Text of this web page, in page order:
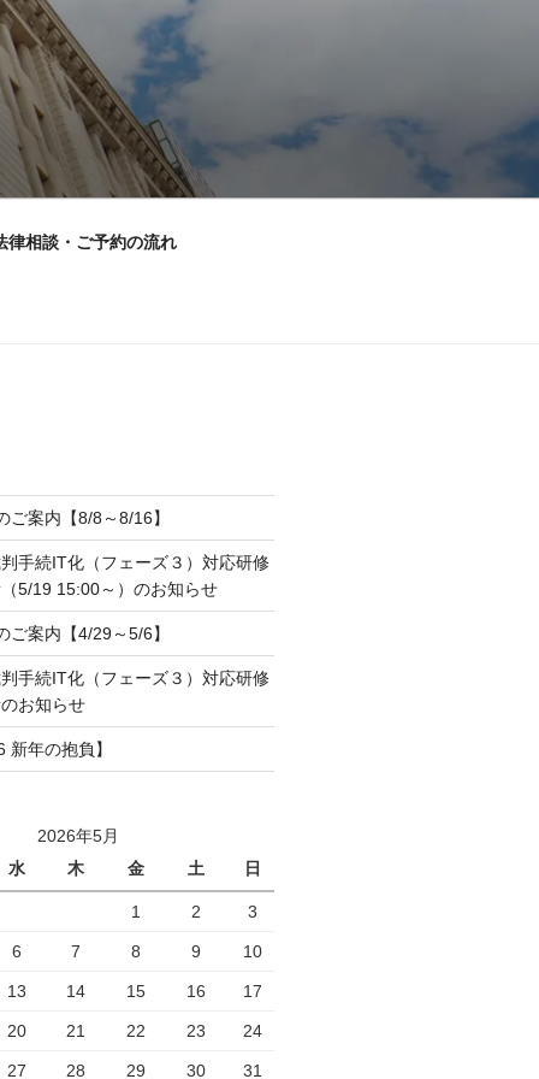
律相談・ご予約の流れ
ご案内【8/8～8/16】
手続IT化（フェーズ３）対応研修
5/19 15:00～）のお知らせ
ご案内【4/29～5/6】
手続IT化（フェーズ３）対応研修
お知らせ
年の抱負】
2026年5月
水
木 金 土 日
1 2 3
6 7 8 9 10
13 14 15 16 17
20 21 22 23 24
27 28 29 30 31